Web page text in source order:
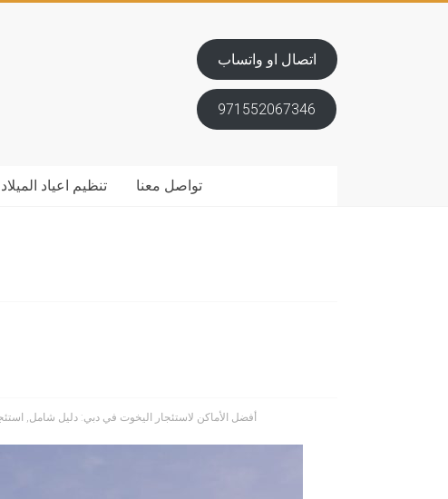
اتصال او واتساب
971552067346
تنظيم اعياد تواصل معنا
أفضل الأماكن لاستئجار اليخوت في دبي: دليل شامل,